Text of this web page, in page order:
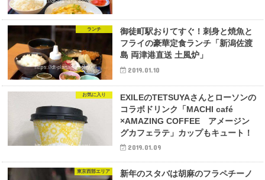
ランチ
御徒町駅おりてすぐ！刺身と焼魚と
フライの豪華定食ランチ「新潟佐渡
島 両津港直送 土風炉」
2019.01.10
お気に入り
EXILEのTETSUYAさんとローソンの
コラボドリンク「MACHI café
×AMAZING COFFEE アメージン
グカフェラテ」カップもキュート！
2019.01.09
東京西部エリア
新年のスタバは胡麻のフラペチーノ